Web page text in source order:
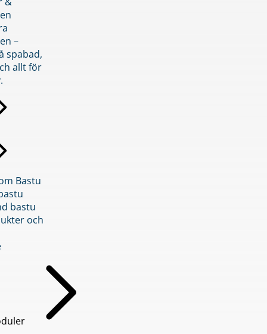
–
spabad,
allt för
Bastu
bastu
och